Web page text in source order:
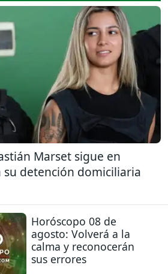
Marset sigue en
su detención domiciliaria
Horóscopo 08 de
agosto: Volverá a la
calma y reconocerán
sus errores